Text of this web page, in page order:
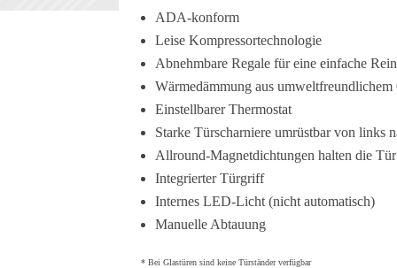
ADA-konform
Leise Kompressortechnologie
Abnehmbare Regale für eine einfache
Wärmedämmung aus
Einstellbarer Thermostat
Starke Türscharniere umrüstbar von links
Allround-Magnetdichtungen halten die
Integrierter Türgriff
Internes LED-Licht (nicht automatisch)
Manuelle Abtauung
* Bei Glastüren sind keine Türständer verfügbar